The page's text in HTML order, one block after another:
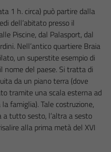
1 h. circa) può partire dalla
dell’abitato presso il
Piscine, dal Palasport, dal
Nell’antico quartiere Braia
un superstite esempio di
nome del paese. Si tratta di
da un piano terra (dove
tramite una scala esterna ad
famiglia). Tale costruzione,
tutto sesto, l’altra a sesto
alla prima metà del XVI